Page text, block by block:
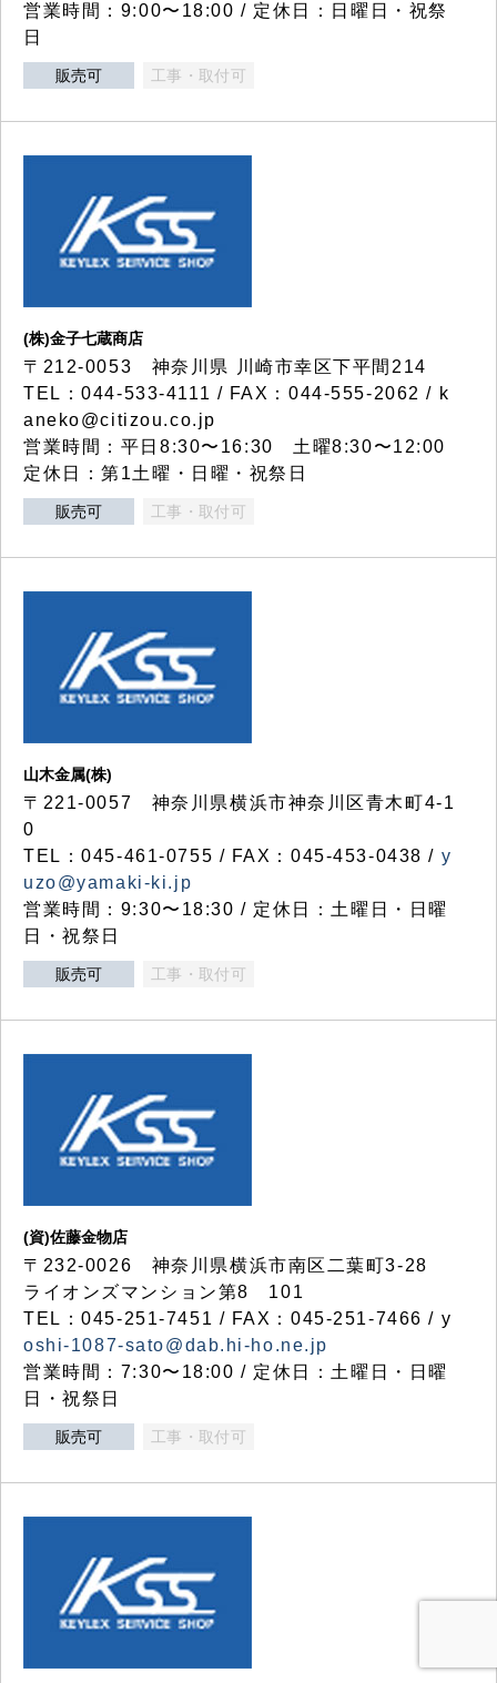
営業時間：9:00〜18:00 / 定休日：日曜日・祝祭
日
販売可 工事・取付可
(株)金子七蔵商店
〒212-0053 神奈川県 川崎市幸区下平間214
TEL：044-533-4111 / FAX：044-555-2062 / k
aneko@citizou.co.jp
営業時間：平日8:30〜16:30 土曜8:30〜12:00
定休日：第1土曜・日曜・祝祭日
販売可 工事・取付可
山木金属(株)
〒221-0057 神奈川県横浜市神奈川区青木町4-1
0
TEL：045-461-0755 / FAX：045-453-0438 / y
uzo@yamaki-ki.jp
営業時間：9:30〜18:30 / 定休日：土曜日・日曜
日・祝祭日
販売可 工事・取付可
(資)佐藤金物店
〒232-0026 神奈川県横浜市南区二葉町3-28
ライオンズマンション第8 101
TEL：045-251-7451 / FAX：045-251-7466 / y
oshi-1087-sato@dab.hi-ho.ne.jp
営業時間：7:30〜18:00 / 定休日：土曜日・日曜
日・祝祭日
販売可 工事・取付可